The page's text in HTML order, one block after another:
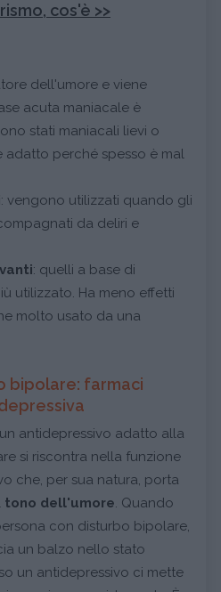
cos'è >>
dell'umore e viene
acuta maniacale è
stati maniacali lievi o
adatto perché spesso è mal
: vengono utilizzati quando gli
da deliri e
: quelli a base di
utilizzato. Ha meno effetti
molto usato da una
bipolare: farmaci
antidepressivo adatto alla
si riscontra nella funzione
che, per sua natura, porta
tono dell'umore. Quando
con disturbo bipolare,
un balzo nello stato
un antidepressivo ci mette